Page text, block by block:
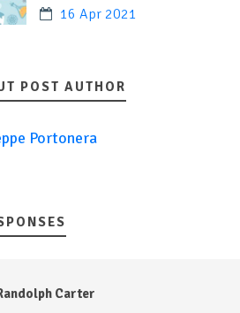
16 Apr 2021
POST AUTHOR
Portonera
Carter